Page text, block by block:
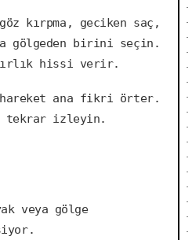
göz kırpma, geciken saç,
gölgeden birini seçin.
hissi verir.
hareket ana fikri örter.
tekrar izleyin.
veya gölge